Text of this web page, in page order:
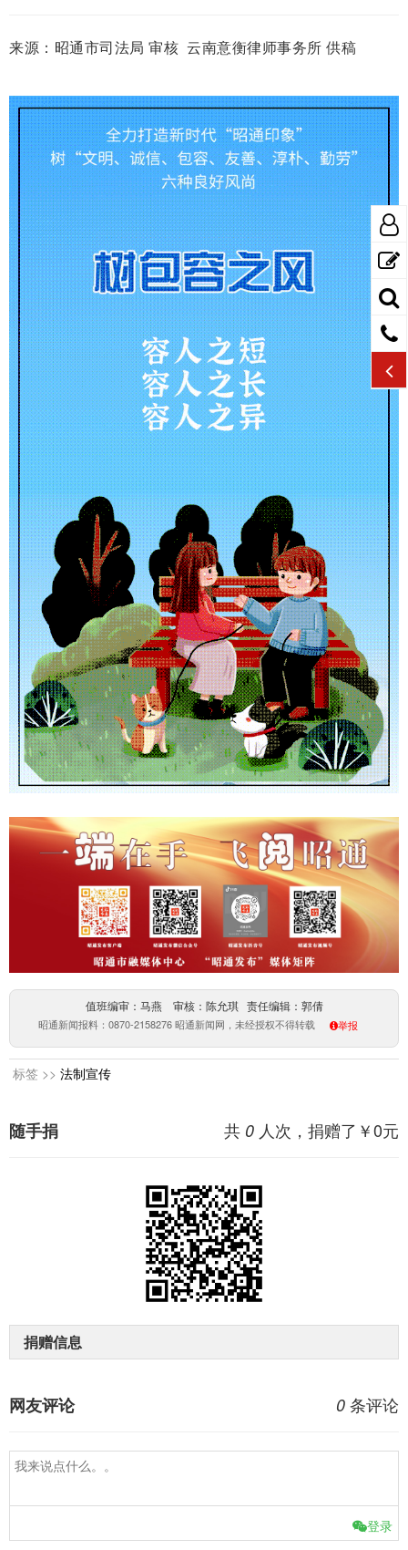
来源：昭通市司法局 审核 云南意衡律师事务所 供稿
值班编审：马燕 审核：陈允琪 责任编辑：郭倩
昭通新闻报料：0870-2158276 昭通新闻网，未经授权不得转载 举报
标签 >> 法制宣传
共 0 人次，捐赠了￥0元
随手捐
捐赠信息
0 条评论
网友评论
登录